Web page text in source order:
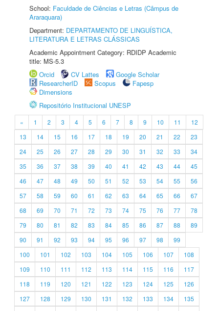
School: Faculdade de Ciências e Letras (Câmpus de
Araraquara)
Department: DEPARTAMENTO DE LINGUÍSTICA,
LITERATURA E LETRAS CLÁSSICAS
Academic Appointment Category: RDIDP Academic
title: MS-5.3
Orcid
CV Lattes
Google Scholar
ResearcherID
Scopus
Fapesp
Dimensions
Repositório Institucional UNESP
« 1 2 3 4 5 6 7 8 9 10 11
12
13
14 15 16 17 18 19 20 21 22
23
24
25 26 27 28 29 30 31 32 33
34
35
36 37 38 39 40 41 42 43 44
45
46
47 48 49 50 51 52 53 54 55
56
57
58 59 60 61 62 63 64 65 66
67
68
69 70 71 72 73 74 75 76 77
78
79
80 81 82 83 84 85 86 87 88
89
90
91 92 93 94 95 96 97 98
99
100
101 102 103 104 105 106 107
108
109
110 111 112 113 114 115 116
117
118
119 120 121 122 123 124 125
126
127
128 129 130 131 132 133 134
135